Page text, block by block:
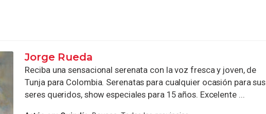
Jorge Rueda
Reciba una sensacional serenata con la voz fresca y joven, de
Tunja para Colombia. Serenatas para cualquier ocasión para sus
seres queridos, show especiales para 15 años. Excelente ...